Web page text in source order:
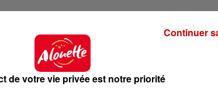
de votre vie privée est notre priorité
Continuer